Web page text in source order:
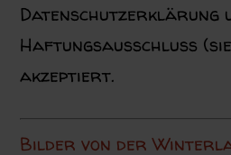
Datenschutzerklärung
Haftungsausschluss
akzeptiert.
Bilder von der